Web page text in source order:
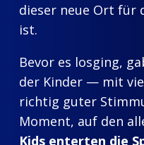
dieser neue Ort für
ist.
Bevor es losging,
der Kinder — mit
richtig guter
Moment, auf den
Kids enterten die